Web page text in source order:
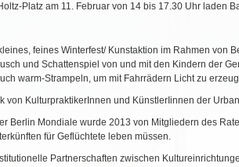
Platz am 11. Februar von 14 bis 17.30 Uhr laden
feines Winterfest/ Kunstaktion im Rahmen von
und Schattenspiel von und mit den Kindern der
warm-Strampeln, um mit Fahrrädern Licht zu
von KulturpraktikerInnen und KünstlerIinnen der
Berlin Mondiale wurde 2013 von Mitgliedern des
für Geflüchtete leben müssen.
Partnerschaften zwischen